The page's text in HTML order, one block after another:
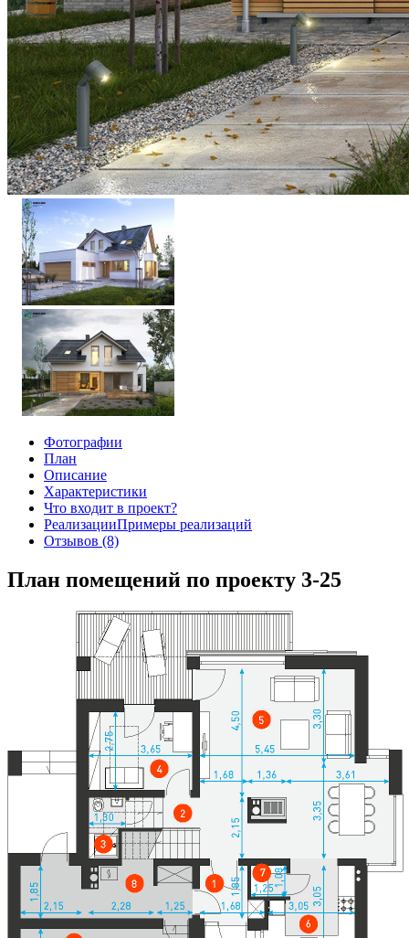
Фотографии
План
Описание
Характеристики
Что входит в проект?
РеализацииПримеры реализаций
Отзывов (8)
План помещений по проекту 3-25